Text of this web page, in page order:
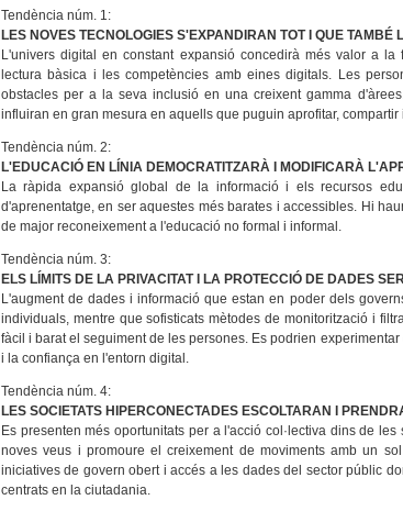
Tendència núm. 1:
LES NOVES TECNOLOGIES S'EXPANDIRAN TOT I QUE
L'univers digital en constant expansió concedirà més valor a
lectura bàsica i les competències amb eines digitals. Les
obstacles per a la seva inclusió en una creixent gamma
influiran en gran mesura en aquells que puguin aprofitar,
Tendència núm. 2:
L'EDUCACIÓ EN LÍNIA DEMOCRATITZARÀ I MODIFICARÀ
La ràpida expansió global de la informació i els recursos
d'aprenentatge, en ser aquestes més barates i accessibles. Hi
de major reconeixement a l'educació no formal i informal.
Tendència núm. 3:
ELS LÍMITS DE LA PRIVACITAT I LA PROTECCIÓ DE DADES
L'augment de dades i informació que estan en poder dels
individuals, mentre que sofisticats mètodes de monitorització i
fàcil i barat el seguiment de les persones. Es podrien
i la confiança en l'entorn digital.
Tendència núm. 4:
LES SOCIETATS HIPERCONECTADES ESCOLTARAN I
Es presenten més oportunitats per a l'acció col·lectiva dins de
noves veus i promoure el creixement de moviments amb un
iniciatives de govern obert i accés a les dades del sector públic
centrats en la ciutadania.